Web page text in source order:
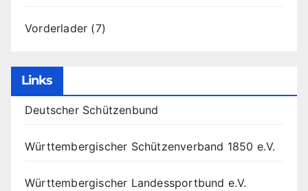
Vorderlader (7)
Links
Deutscher Schützenbund
Württembergischer Schützenverband 1850 e.V.
Württembergischer Landessportbund e.V.